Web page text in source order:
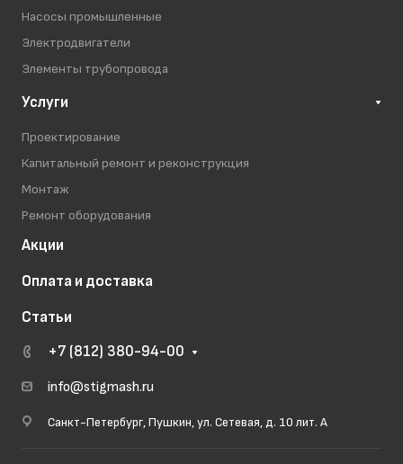
Насосы промышленные
Электродвигатели
Элементы трубопровода
Услуги
Проектирование
Капитальный ремонт и реконструкция
Монтаж
Ремонт оборудования
Акции
Оплата и доставка
Статьи
+7 (812) 380-94-00
info@stigmash.ru
Санкт-Петербург, Пушкин, ул. Сетевая, д. 10 лит. А